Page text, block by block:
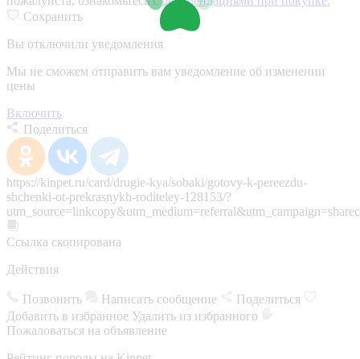
Сохранить
Вы отключили уведомления
Мы не сможем отправить вам уведомление об изменении
цены
Включить
Поделиться
https://kinpet.ru/card/drugie-kya/sobaki/gotovy-k-pereezdu-
shchenki-ot-prekrasnykh-roditeley-128153/?
Ссылка скопирована
Действия
Позвонить Написать сообщение
Поделиться
Добавить в избранное Удалить из избранного
Пожаловаться на объявление